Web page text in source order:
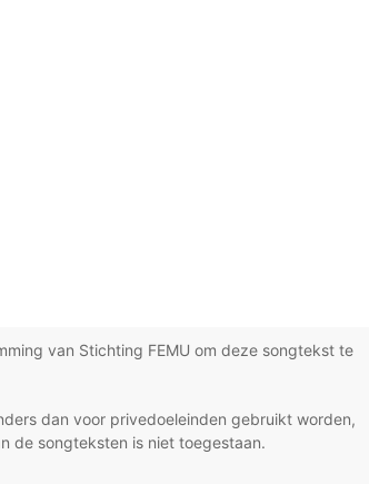
van Stichting FEMU om deze songtekst te
dan voor privedoeleinden gebruikt worden,
de songteksten is niet toegestaan.